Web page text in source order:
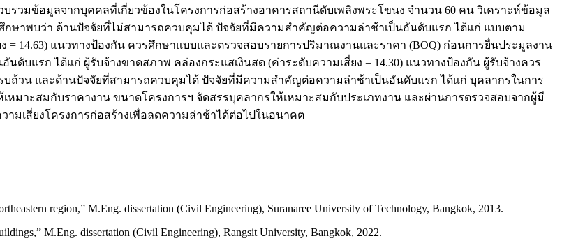
รวมข้อมูลจากบุคคลที่เกี่ยวข้องในโครงการก่อสร้างอาคารสถานีดับเพลิงพระโขนง จำนวน 60 คน วิเคราะห์ข้อมูล
กษาพบว่า ด้านปัจจัยที่ไม่สามารถควบคุมได้ ปัจจัยที่มีความสำคัญต่อความล่าช้าเป็นอันดับแรก ได้แก่ แบบตาม
14.63) แนวทางป้องกัน ควรศึกษาแบบและตรวจสอบรายการปริมาณงานและราคา (BOQ) ก่อนการยื่นประมูลงาน
บแรก ได้แก่ ผู้รับจ้างขาดสภาพ คล่องกระแสเงินสด (ค่าระดับความเสี่ยง = 14.30) แนวทางป้องกัน ผู้รับจ้างควร
วน และด้านปัจจัยที่สามารถควบคุมได้ ปัจจัยที่มีความสำคัญต่อความล่าช้าเป็นอันดับแรก ได้แก่ บุคลากรในการ
หมาะสมกับราคางาน ขนาดโครงการฯ จัดสรรบุคลากรให้เหมาะสมกับประเภทงาน และผ่านการตรวจสอบจากผู้มี
มเสี่ยงโครงการก่อสร้างเพื่อลดความล่าช้าได้ต่อไปในอนาคต
region,” M.Eng. dissertation (Civil Engineering), Suranaree University of Technology, Bangkok, 2013.
M.Eng. dissertation (Civil Engineering), Rangsit University, Bangkok, 2022.